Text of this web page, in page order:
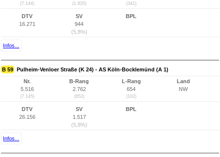
(7.144) (1.820) (341)
DTV
16.271
SV
944
(5,8%)
BPL
Infos...
B 59 Pulheim-Venloer Straße (K 24) - AS Köln-Bocklemünd (A 1)
Nr.
5.516
(7.145)
B-Rang
2.762
(652)
L-Rang
654
(102)
Land
NW
DTV
26.156
SV
1.517
(5,8%)
BPL
Infos...